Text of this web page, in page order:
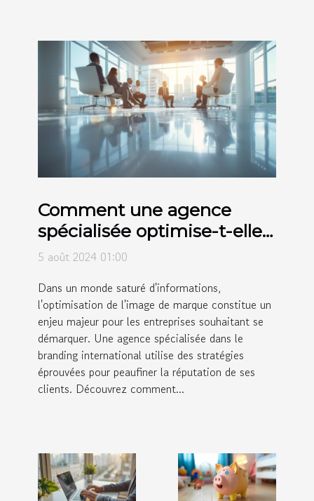
Comment une agence
spécialisée optimise-t-elle
l'image de marques
5 août 2024 01:00
Dans un monde saturé d'informations,
l'optimisation de l'image de marque constitue un
enjeu majeur pour les entreprises souhaitant se
démarquer. Une agence spécialisée dans le
branding international utilise des stratégies
éprouvées pour peaufiner la réputation de ses
clients. Découvrez comment...